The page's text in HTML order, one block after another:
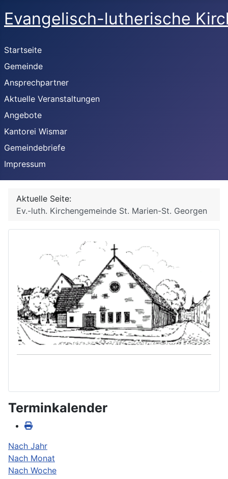
Evangelisch-lutherische
Startseite
Gemeinde
Ansprechpartner
Aktuelle Veranstaltungen
Angebote
Kantorei Wismar
Gemeindebriefe
Impressum
Aktuelle Seite:
Ev.-luth. Kirchengemeinde St. Marien-St. Georgen
Terminkalender
Nach Jahr
Nach Monat
Nach Woche